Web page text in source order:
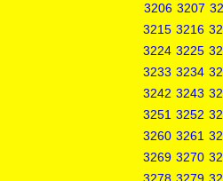
3206 3207
3215 3216
3224 3225
3233 3234
3242 3243
3251 3252
3260 3261
3269 3270